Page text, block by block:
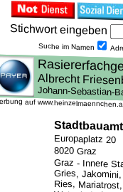
Stich­wort ein­geben
Suche im Namen
auf
Stadtbauamt
Europaplatz 20
8020 Graz
Graz - Innere
Gries,
Ries,
Wetzelsdorf,